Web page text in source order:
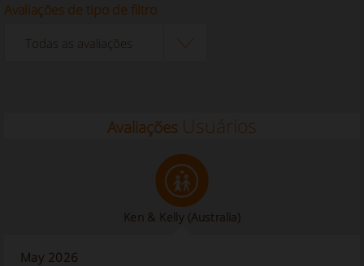
Avaliações de tipo de filtro
Avaliações Usuários
Ken & Kelly (Australia)
May 2026